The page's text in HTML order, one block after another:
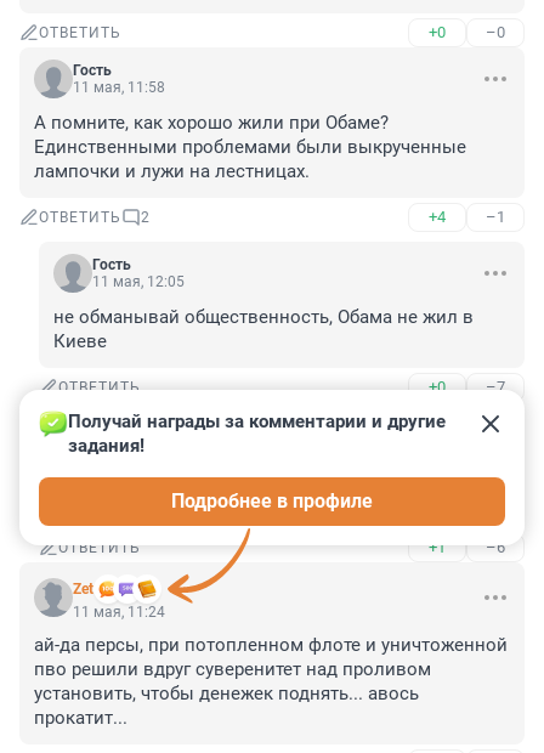
ОТВЕТИТЬ +0 –0
Гость
11 мая, 11:58
А помните, как хорошо жили при Обаме?
Единственными проблемами были выкрученные
лампочки и лужи на лестницах.
ОТВЕТИТЬ 2 +4 –1
Гость
11 мая, 12:05
не обманывай общественность, Обама не жил в
Киеве
ОТВЕТИТЬ +0 –7
Гость
11 мая, 12:17
А сейчас представители мэрии предлагают вам
самостоятельно рыть уличные туалеты в киеве.
ОТВЕТИТЬ +1 –6
Zet
Получай награды за комментарии и другие
задания!
Подробнее в профиле
11 мая, 11:24
ай-да персы, при потопленном флоте и уничтоженной
пво решили вдруг суверенитет над проливом
установить, чтобы денежек поднять... авось
прокатит...